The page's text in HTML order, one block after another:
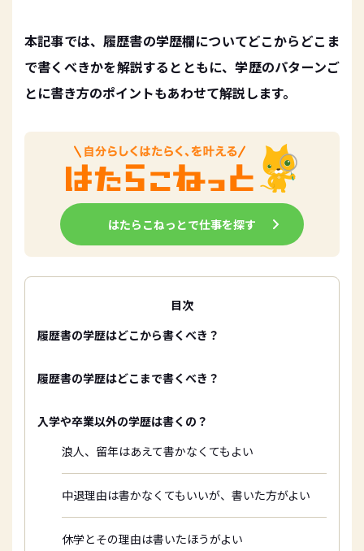
本記事では、履歴書の学歴欄についてどこからどこま
で書くべきかを解説するとともに、学歴のパターンご
とに書き方のポイントもあわせて解説します。
はたらこねっとで仕事を探す
目次
履歴書の学歴はどこから書くべき？
履歴書の学歴はどこまで書くべき？
入学や卒業以外の学歴は書くの？
浪人、留年はあえて書かなくてもよい
中退理由は書かなくてもいいが、書いた方がよい
休学とその理由は書いたほうがよい